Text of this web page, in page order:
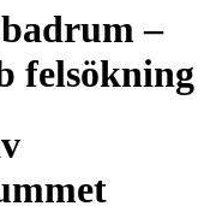
–
felsökning